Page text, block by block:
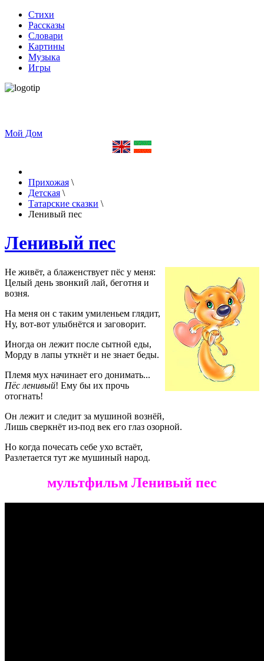
Стихи
Рассказы
Словари
Картины
Музыка
Игры
Мой Дом
Прихожая \
Детская \
Татарские сказки \
Ленивый пес
Ленивый пес
Не живёт, а блаженствует пёс у меня:
Целый день звонкий лай, беготня и
возня.
На меня он с таким умиленьем глядит,
Ну, вот-вот улыбнётся и заговорит.
Иногда он лежит после сытной еды,
Морду в лапы уткнёт и не знает беды.
Племя мух начинает его донимать...
Пёс ленивый! Ему бы их прочь
отогнать!
Он лежит и следит за мушиной вознёй,
Лишь сверкнёт из-под век его глаз озорной.
Но когда почесать себе ухо встаёт,
Разлетается тут же мушиный народ.
мультфильм Ленивый пес